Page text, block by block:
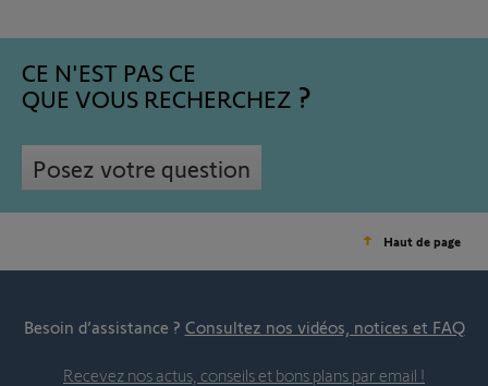
CE N'EST PAS CE
QUE VOUS RECHERCHEZ
Posez votre question
Haut de page
Besoin d’assistance ? Consultez nos vidéos, notices et FAQ
Recevez nos actus, conseils et bons plans par email !